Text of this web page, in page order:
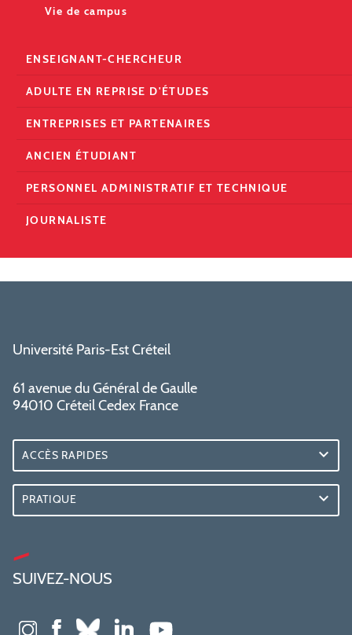
Vie de campus
ENSEIGNANT-CHERCHEUR
ADULTE EN REPRISE D'ÉTUDES
ENTREPRISES ET PARTENAIRES
ANCIEN ÉTUDIANT
PERSONNEL ADMINISTRATIF ET TECHNIQUE
JOURNALISTE
Université Paris-Est Créteil
61 avenue du Général de Gaulle
94010 Créteil Cedex France
ACCÈS RAPIDES
PRATIQUE
SUIVEZ-NOUS